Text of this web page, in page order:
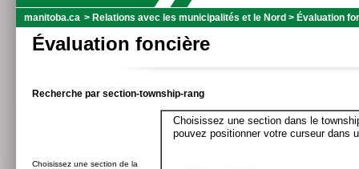
manitoba.ca > Relations avec les municipalités et le Nord > Évaluation
Évaluation foncière
Recherche par section-township-rang
Choisissez une section de la
Choisissez une section dans le
pouvez positionner votre curseur dans